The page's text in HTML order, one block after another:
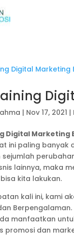
| Nov 17, 2021 |
Digital Marketing
ini paling banyak
lainnya, maka
kita lakukan.
kali ini, kami
manfaatkan
promosi dan